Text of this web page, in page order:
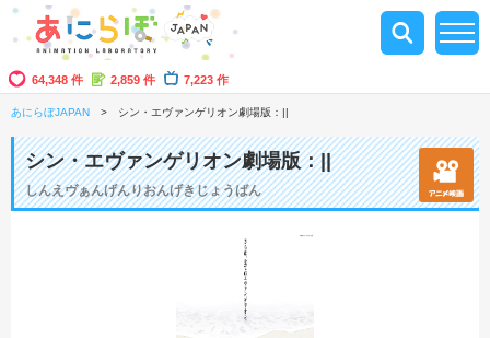
64,348 件 2,859 件 7,223 作
あにらぼJAPAN シン・エヴァンゲリオン劇場版：||
シン・エヴァンゲリオン劇場版：||
しんえヴぁんげんりおんげきじょうばん